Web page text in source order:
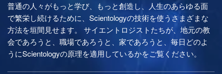
普通の人々がもっと学び、もっと創造し、人生のあらゆる面
で繁栄し続けるために、Scientologyの技術を使うさまざまな
方法を垣間見せます。 サイエントロジストたちが、地元の教
会であろうと、職場であろうと、家であろうと、毎日どのよ
うにScientologyの原理を適用しているかをご覧ください。